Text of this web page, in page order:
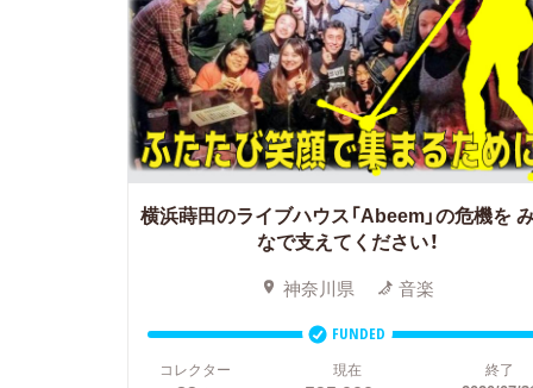
横浜蒔田のライブハウス「Abeem」の危機を
なで支えてください！
神奈川県 音楽
FUNDED
コレクター
現在 終了